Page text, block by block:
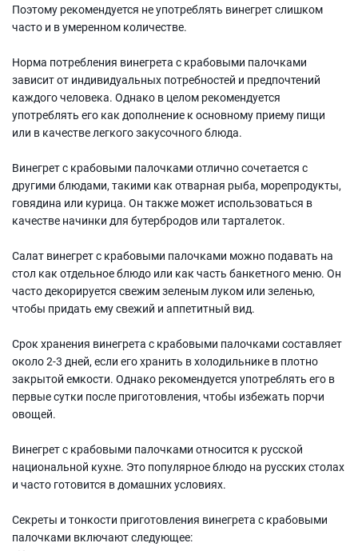
Поэтому рекомендуется не употреблять винегрет слишком
часто и в умеренном количестве.
Норма потребления винегрета с крабовыми палочками
зависит от индивидуальных потребностей и предпочтений
каждого человека. Однако в целом рекомендуется
употреблять его как дополнение к основному приему пищи
или в качестве легкого закусочного блюда.
Винегрет с крабовыми палочками отлично сочетается с
другими блюдами, такими как отварная рыба, морепродукты,
говядина или курица. Он также может использоваться в
качестве начинки для бутербродов или тарталеток.
Салат винегрет с крабовыми палочками можно подавать на
стол как отдельное блюдо или как часть банкетного меню. Он
часто декорируется свежим зеленым луком или зеленью,
чтобы придать ему свежий и аппетитный вид.
Срок хранения винегрета с крабовыми палочками составляет
около 2-3 дней, если его хранить в холодильнике в плотно
закрытой емкости. Однако рекомендуется употреблять его в
первые сутки после приготовления, чтобы избежать порчи
овощей.
Винегрет с крабовыми палочками относится к русской
национальной кухне. Это популярное блюдо на русских столах
и часто готовится в домашних условиях.
Секреты и тонкости приготовления винегрета с крабовыми
палочками включают следующее: